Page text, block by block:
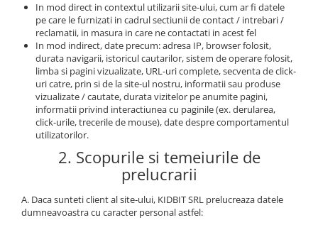
In mod direct in contextul utilizarii site-ului, cum ar fi datele
pe care le furnizati in cadrul sectiunii de contact / intrebari /
reclamatii, in masura in care ne contactati in acest fel
In mod indirect, date precum: adresa IP, browser folosit,
durata navigarii, istoricul cautarilor, sistem de operare folosit,
limba si pagini vizualizate, URL-uri complete, secventa de click-
uri catre, prin si de la site-ul nostru, informatii sau produse
vizualizate / cautate, durata vizitelor pe anumite pagini,
informatii privind interactiunea cu paginile (ex. derularea,
click-urile, trecerile de mouse), date despre comportamentul
utilizatorilor.
2. Scopurile si temeiurile de
prelucrarii
A. Daca sunteti client al site-ului, KIDBIT SRL prelucreaza datele
dumneavoastra cu caracter personal astfel: